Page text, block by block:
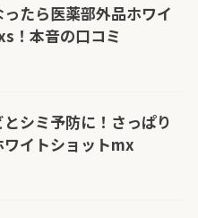
たら医薬部外品ホワイ
！本音の口コミ
シミ予防に！さっぱり
イトショットmx